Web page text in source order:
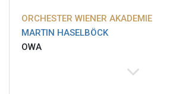
ORCHESTER WIENER AKADEMIE
MARTIN HASELBÖCK
OWA